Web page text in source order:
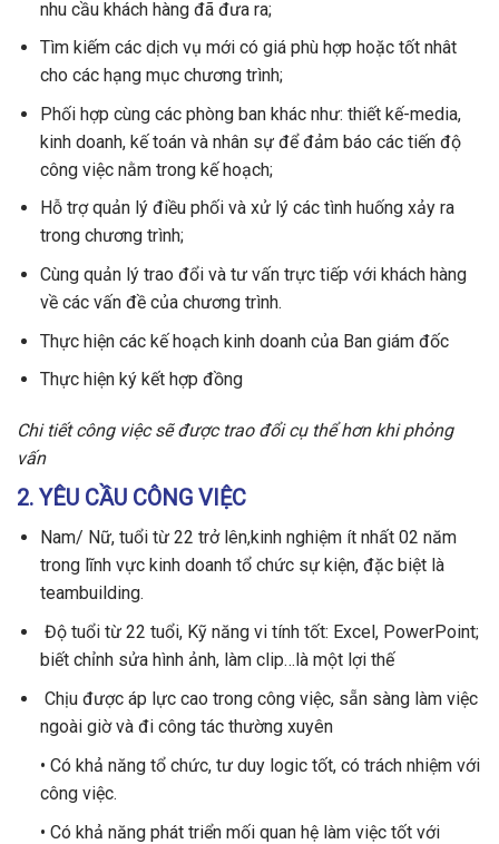
nhu cầu khách hàng đã đưa ra;
Tìm kiếm các dịch vụ mới có giá phù hợp hoặc tốt nhât
cho các hạng mục chương trình;
Phối hợp cùng các phòng ban khác như: thiết kế-media,
kinh doanh, kế toán và nhân sự để đảm báo các tiến độ
công việc nằm trong kế hoạch;
Hỗ trợ quản lý điều phối và xử lý các tình huống xảy ra
trong chương trình;
Cùng quản lý trao đổi và tư vấn trực tiếp với khách hàng
về các vấn đề của chương trình.
Thực hiện các kế hoạch kinh doanh của Ban giám đốc
Thực hiện ký kết hợp đồng
Chi tiết công việc sẽ được trao đổi cụ thể hơn khi phỏng
vấn
2. YÊU CẦU CÔNG VIỆC
Nam/ Nữ, tuổi từ 22 trở lên,kinh nghiệm ít nhất 02 năm
trong lĩnh vực kinh doanh tổ chức sự kiện, đặc biệt là
teambuilding.
Độ tuổi từ 22 tuổi, Kỹ năng vi tính tốt: Excel, PowerPoint;
biết chỉnh sửa hình ảnh, làm clip…là một lợi thế
Chịu được áp lực cao trong công việc, sẵn sàng làm việc
ngoài giờ và đi công tác thường xuyên
• Có khả năng tổ chức, tư duy logic tốt, có trách nhiệm với
công việc.
• Có khả năng phát triển mối quan hệ làm việc tốt với